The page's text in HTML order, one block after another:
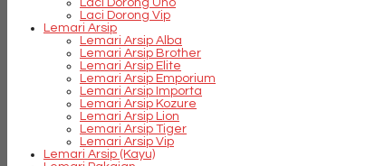
Laci Dorong Uno
Laci Dorong Vip
Lemari Arsip
Lemari Arsip Alba
Lemari Arsip Brother
Lemari Arsip Elite
Lemari Arsip Emporium
Lemari Arsip Importa
Lemari Arsip Kozure
Lemari Arsip Lion
Lemari Arsip Tiger
Lemari Arsip Vip
Lemari Arsip (Kayu)